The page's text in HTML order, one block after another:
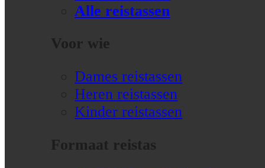
Alle reistassen
Voor wie
Dames reistassen
Heren reistassen
Kinder reistassen
Formaat reistas